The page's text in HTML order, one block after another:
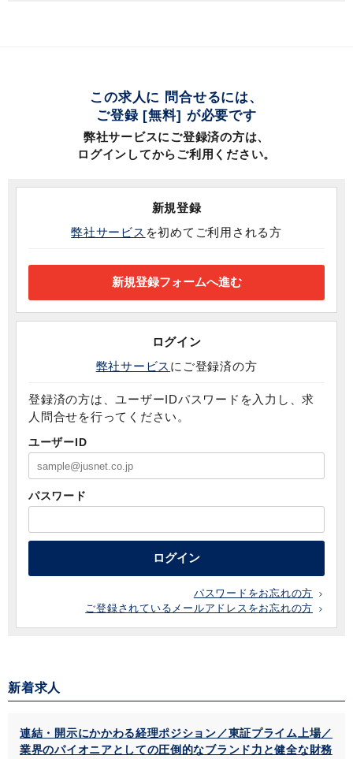
この求人に 問合せるには、
ご登録 [無料] が必要です
弊社サービスにご登録済の方は、
ログインしてからご利用ください。
新規登録
弊社サービス を初めてご利用される方
ログイン
弊社サービス にご登録済の方
登録済の方は、ユーザーIDパスワードを入力し、求
人問合せを行ってください。
ユーザーID
パスワード
ログイン
パスワードをお忘れの方
ご登録されているメールアドレスをお忘れの方
新着求人
連結・開示にかかわる経理ポジション／東証プライム上場／
業界のパイオニアとしての圧倒的なブランド力と健全な財務